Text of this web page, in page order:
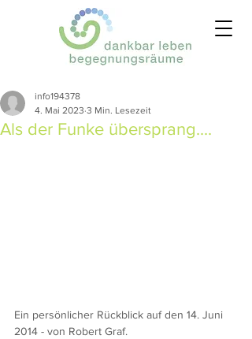
Als der Funke übersprang....
info194378
4. Mai 2023 3 Min. Lesezeit
Ein persönlicher Rückblick auf den 14. Juni
2014 - von Robert Graf.